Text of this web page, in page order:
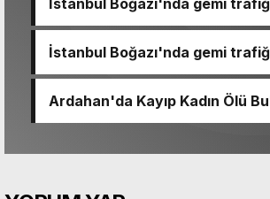
İstanbul Boğazı'nda gemi
Ardahan'da Kayıp Kadın Ölü